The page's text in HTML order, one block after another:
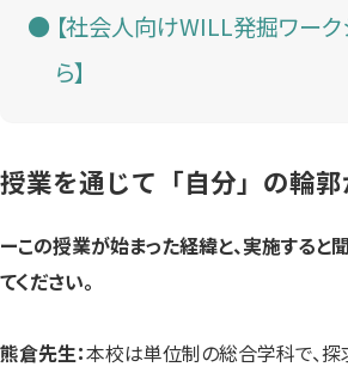
【社会人向けWILL発掘ワーク
ら】
授業を通じて「自分」の輪
ーこの授業が始まった経緯と、実施すると
てください。
熊倉先生：本校は単位制の総合学科で、